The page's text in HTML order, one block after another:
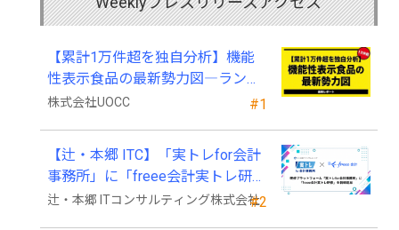
#1
【累計1万件超を独自分析】機能
性表示食品の最新勢力図―ランキ
ングと2025年4月以降の変化
株式会社UOCC
#2
【辻・本郷 ITC】「実トレfor会計
事務所」に「freee会計実トレ研
修」を新規追加
辻・本郷 ITコンサルティング株式会社